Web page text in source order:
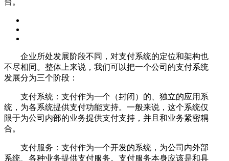
企业所处发展阶段不同，对支付系统的定位和架构也
不尽相同。整体上来说，我们可以把一个公司的支付系统
发展分为三个阶段：
支付系统：支付作为一个（封闭）的、独立的应用系
统，为各系统提供支付功能支持。一般来说，这个系统仅
限于为公司内部的业务提供支付支持，并且和业务紧密耦
合。
支付服务：支付作为一个开发的系统，为公司内外部
系统、各种业务提供支付服务。支付服务本身应该是和具